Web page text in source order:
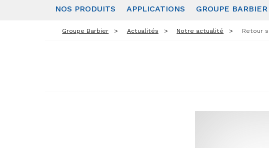
NOS PRODUITS APPLICATIONS GROUPE BARBIER
Groupe Barbier Actualités Notre actualité Retour